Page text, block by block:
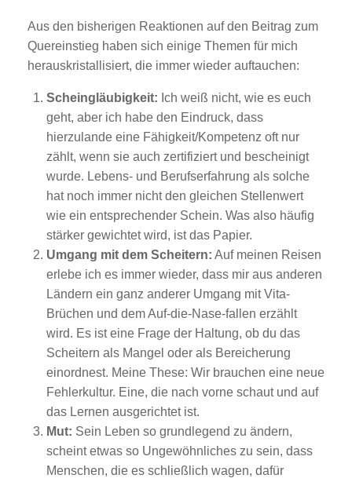
Aus den bisherigen Reaktionen auf den Beitrag zum
Quereinstieg haben sich einige Themen für mich
herauskristallisiert, die immer wieder auftauchen:
Scheingläubigkeit: Ich weiß nicht, wie es euch
geht, aber ich habe den Eindruck, dass
hierzulande eine Fähigkeit/Kompetenz oft nur
zählt, wenn sie auch zertifiziert und bescheinigt
wurde. Lebens- und Berufserfahrung als solche
hat noch immer nicht den gleichen Stellenwert
wie ein entsprechender Schein. Was also häufig
stärker gewichtet wird, ist das Papier.
Umgang mit dem Scheitern: Auf meinen Reisen
erlebe ich es immer wieder, dass mir aus anderen
Ländern ein ganz anderer Umgang mit Vita-
Brüchen und dem Auf-die-Nase-fallen erzählt
wird. Es ist eine Frage der Haltung, ob du das
Scheitern als Mangel oder als Bereicherung
einordnest. Meine These: Wir brauchen eine neue
Fehlerkultur. Eine, die nach vorne schaut und auf
das Lernen ausgerichtet ist.
Mut: Sein Leben so grundlegend zu ändern,
scheint etwas so Ungewöhnliches zu sein, dass
Menschen, die es schließlich wagen, dafür